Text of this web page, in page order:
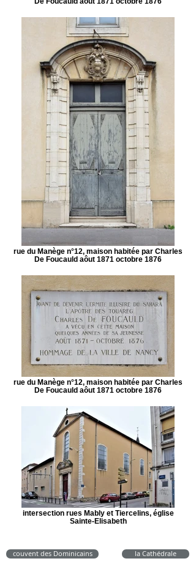
rue du Manège n°12, maison habitée par Charles
De Foucauld aôut 1871 octobre 1876
rue du Manège n°12, maison habitée par Charles
De Foucauld aôut 1871 octobre 1876
intersection rues Mably et Tiercelins, église
Sainte-Elisabeth
couvent des Dominicains la Cathédrale